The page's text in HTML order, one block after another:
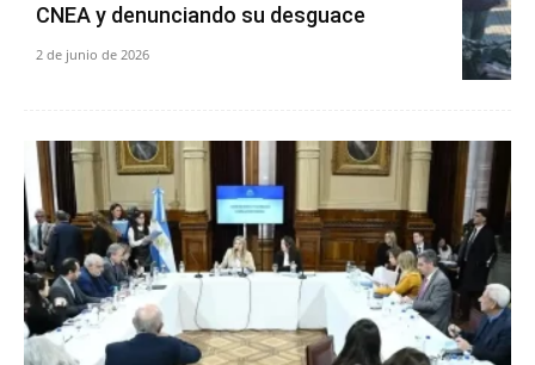
CNEA y denunciando su desguace
2 de junio de 2026